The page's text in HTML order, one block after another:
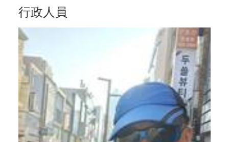
行政人員